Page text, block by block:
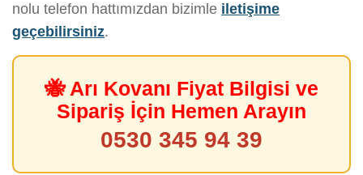
nolu telefon hattımızdan bizimle iletişime
geçebilirsiniz.
🐝 Arı Kovanı Fiyat Bilgisi ve
Sipariş İçin Hemen Arayın
0530 345 94 39